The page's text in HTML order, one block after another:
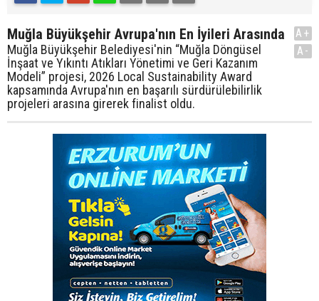
Muğla Büyükşehir Avrupa'nın En İyileri Arasında
Muğla Büyükşehir Belediyesi'nin “Muğla Döngüsel
İnşaat ve Yıkıntı Atıkları Yönetimi ve Geri Kazanım
Modeli” projesi, 2026 Local Sustainability Award
kapsamında Avrupa'nın en başarılı sürdürülebilirlik
projeleri arasına girerek finalist oldu.
A+
A-